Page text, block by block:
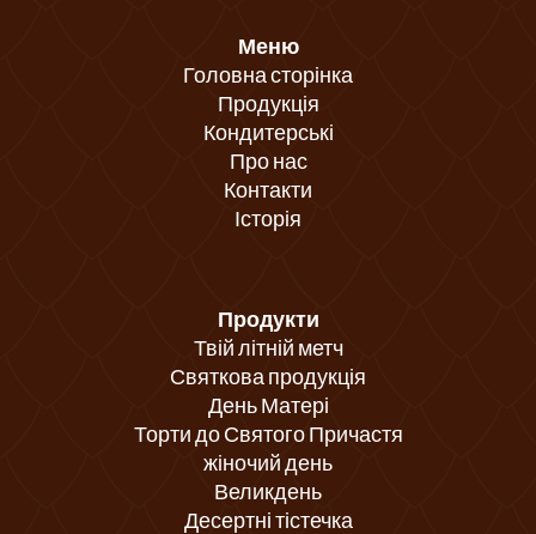
Меню
Головна сторінка
Продукція
Кондитерські
Про нас
Контакти
Історія
Продукти
Твій літній метч
Святкова продукція
День Матері
Торти до Святого Причастя
жіночий день
Великдень
Десертні тістечка